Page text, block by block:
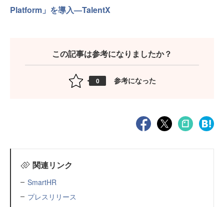
Platform」を導入—TalentX
この記事は参考になりましたか？
0 参考になった
関連リンク
SmartHR
プレスリリース